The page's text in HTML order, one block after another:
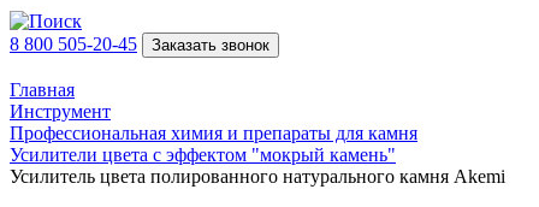
8 800 505-20-45 Заказать звонок
Главная
Инструмент
Профессиональная химия и препараты для камня
Усилители цвета с эффектом "мокрый камень"
Усилитель цвета полированного натурального камня Akemi